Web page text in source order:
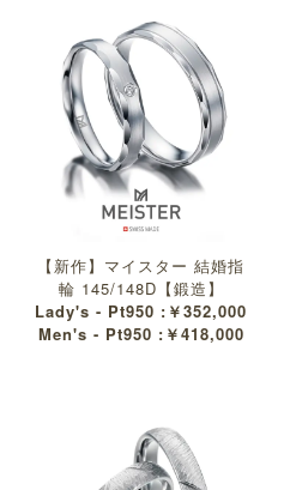
【新作】マイスター 結婚指
輪 145/148D【鍛造】
Lady's - Pt950 :￥352,000
Men's - Pt950 :￥418,000